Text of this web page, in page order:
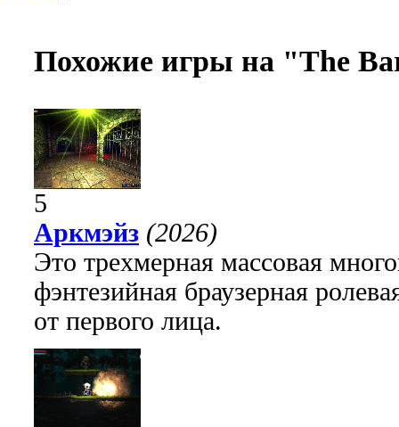
Похожие игры на "The
5
Аркмэйз (2026)
Это трехмерная массовая
фэнтезийная браузерная
от первого лица.